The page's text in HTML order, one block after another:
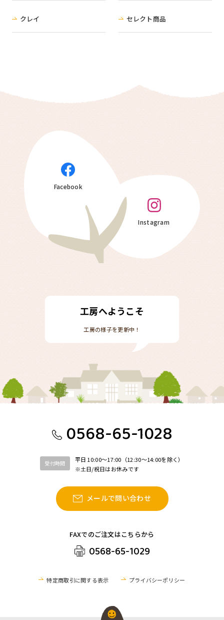
クレイ セレクト商品
工房へようこそ
工房の様子を更新中！
Facebook
Instagram
0568-65-1028
受付時間
平日 10:00〜17:00（12:30〜14:00を除く）
※土日/祝日はお休みです
メールで問い合わせ
FAXでのご注文はこちらから
0568-65-1029
特定商取引に関する表示 プライバシーポリシー